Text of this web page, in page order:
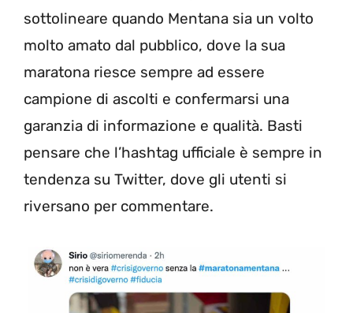
sottolineare quando Mentana sia un volto
molto amato dal pubblico, dove la sua
maratona riesce sempre ad essere
campione di ascolti e confermarsi una
garanzia di informazione e qualità. Basti
pensare che l’hashtag ufficiale è sempre in
tendenza su Twitter, dove gli utenti si
riversano per commentare.